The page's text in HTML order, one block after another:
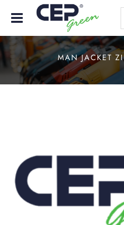
Open
MAN JACKET